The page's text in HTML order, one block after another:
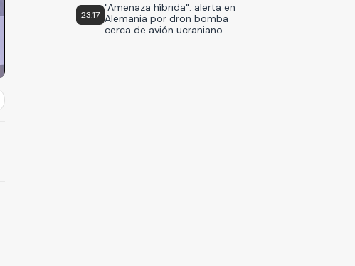
23:17
"Amenaza híbrida": alerta en
Alemania por dron bomba
cerca de avión ucraniano